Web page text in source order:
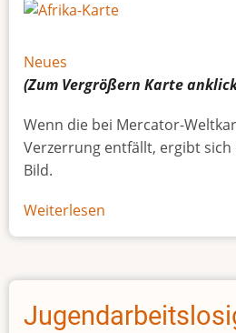
Neues
(Zum Vergrößern Karte
Wenn die bei Mercator-
Verzerrung entfällt, ergibt sich
Bild.
Weiterlesen
Afrikas
Größe